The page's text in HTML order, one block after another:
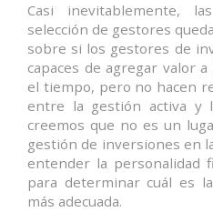
Casi inevitablemente,
selección de gestores
sobre si los gestores de
capaces de agregar valor
el tiempo, pero no hacen
entre la gestión activa y
creemos que no es un
gestión de inversiones en
entender la personalidad
para determinar cuál es
más adecuada.